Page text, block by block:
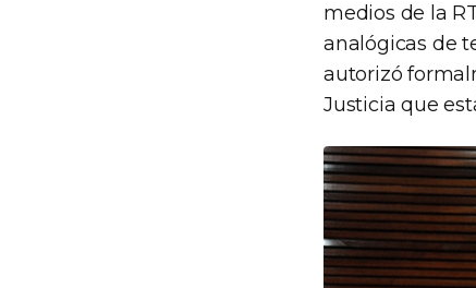
medios de la
analógicas de
autorizó
Justicia que